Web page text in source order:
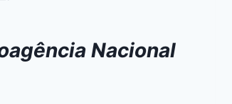
Nacional